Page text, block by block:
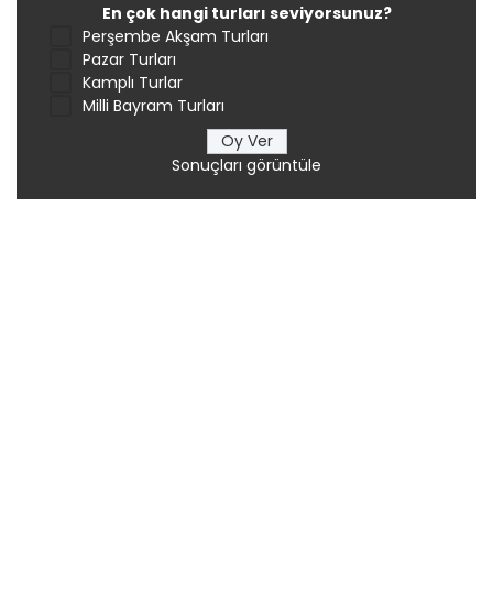
En çok hangi turları seviyorsunuz?
Perşembe Akşam Turları
Pazar Turları
Kamplı Turlar
Milli Bayram Turları
Sonuçları görüntüle